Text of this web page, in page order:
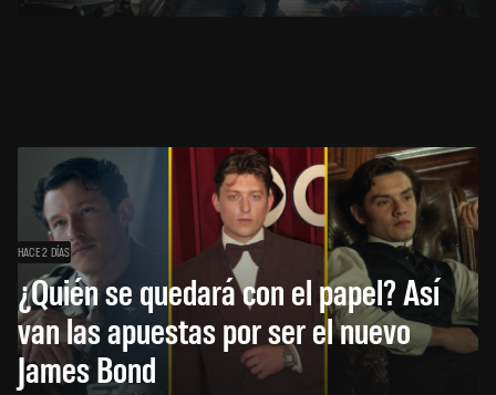
HACE 2 DÍAS
¿Quién se quedará con el papel? Así
van las apuestas por ser el nuevo
James Bond